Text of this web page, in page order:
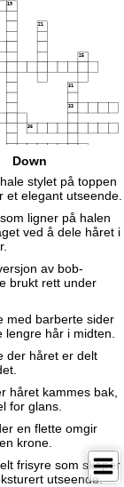
19
21
25
31
33
36
Down
stylet på toppen
et elegant utseende.
ligner på halen
ved å dele håret i
av bob-
brukt rett under
med barberte sider
lengre hår i midten.
der håret er delt
håret kammes bak,
for glans.
en flette omgir
krone.
frisyre som skaper
utseende.